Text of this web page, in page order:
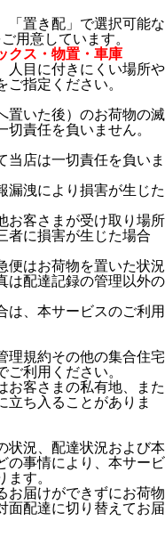
「置き配」で選択可能な
用意しています。
クス・物置・車庫
人目に付きにくい場所や
指定ください。
置いた後）のお荷物の滅
責任を負いません。
当店は一切責任を負いま
漏洩により損害が生じた
お客さまが受け取り場所
者に損害が生じた場合
便はお荷物を置いた状況
は配達記録の管理以外の
は、本サービスのご利用
理規約その他の集合住宅
利用ください。
お客さまの私有地、また
立ち入ることがありま
状況、配達状況および本
の事情により、本サービ
す。
お届けができずにお荷物
面配達に切り替えてお届